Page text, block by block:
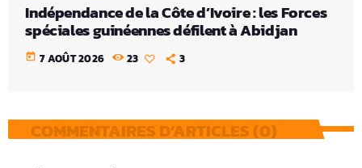
Indépendance de la Côte d’Ivoire : les Forces
spéciales guinéennes défilent à Abidjan
today 7 AOÛT 2026 23 3
COMMENTAIRES D’ARTICLES (0)